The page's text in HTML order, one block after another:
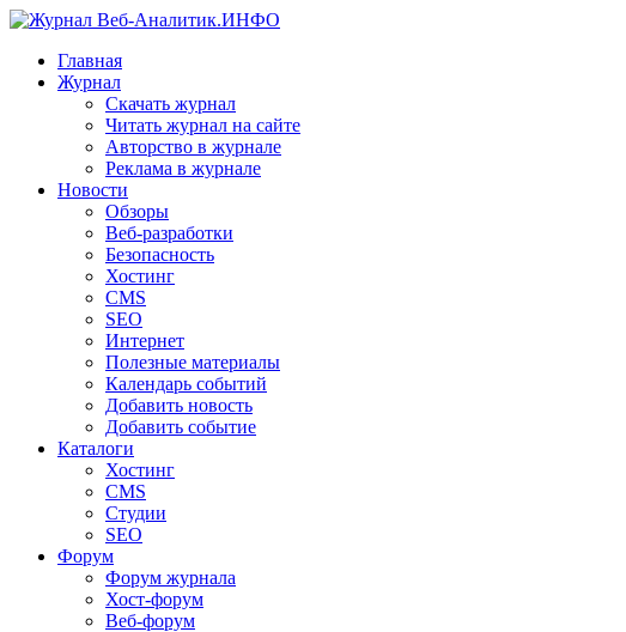
Главная
Журнал
Скачать журнал
Читать журнал на сайте
Авторство в журнале
Реклама в журнале
Новости
Обзоры
Веб-разработки
Безопасность
Хостинг
CMS
SEO
Интернет
Полезные материалы
Календарь событий
Добавить новость
Добавить событие
Каталоги
Хостинг
CMS
Студии
SEO
Форум
Форум журнала
Хост-форум
Веб-форум